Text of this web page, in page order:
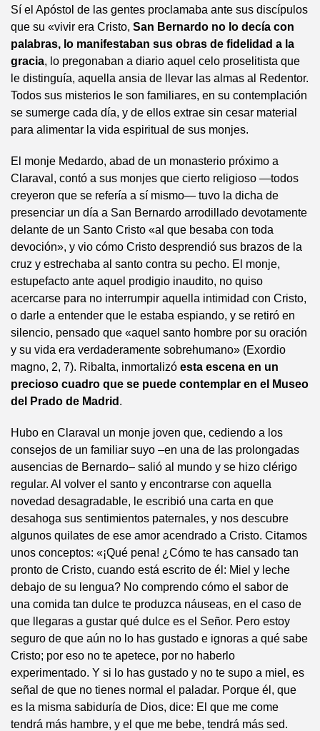
Sí el Apóstol de las gentes proclamaba ante sus discípulos
que su «vivir era Cristo, San Bernardo no lo decía con
palabras, lo manifestaban sus obras de fidelidad a la
gracia, lo pregonaban a diario aquel celo proselitista que
le distinguía, aquella ansia de llevar las almas al Redentor.
Todos sus misterios le son familiares, en su contemplación
se sumerge cada día, y de ellos extrae sin cesar material
para alimentar la vida espiritual de sus monjes.
El monje Medardo, abad de un monasterio próximo a
Claraval, contó a sus monjes que cierto religioso —todos
creyeron que se refería a sí mismo— tuvo la dicha de
presenciar un día a San Bernardo arrodillado devotamente
delante de un Santo Cristo «al que besaba con toda
devoción», y vio cómo Cristo desprendió sus brazos de la
cruz y estrechaba al santo contra su pecho. El monje,
estupefacto ante aquel prodigio inaudito, no quiso
acercarse para no interrumpir aquella intimidad con Cristo,
o darle a entender que le estaba espiando, y se retiró en
silencio, pensado que «aquel santo hombre por su oración
y su vida era verdaderamente sobrehumano» (Exordio
magno, 2, 7). Ribalta, inmortalizó esta escena en un
precioso cuadro que se puede contemplar en el Museo
del Prado de Madrid .
Hubo en Claraval un monje joven que, cediendo a los
consejos de un familiar suyo –en una de las prolongadas
ausencias de Bernardo– salió al mundo y se hizo clérigo
regular. Al volver el santo y encontrarse con aquella
novedad desagradable, le escribió una carta en que
desahoga sus sentimientos paternales, y nos descubre
algunos quilates de ese amor acendrado a Cristo. Citamos
unos conceptos: «¡Qué pena! ¿Cómo te has cansado tan
pronto de Cristo, cuando está escrito de él: Miel y leche
debajo de su lengua? No comprendo cómo el sabor de
una comida tan dulce te produzca náuseas, en el caso de
que llegaras a gustar qué dulce es el Señor. Pero estoy
seguro de que aún no lo has gustado e ignoras a qué sabe
Cristo; por eso no te apetece, por no haberlo
experimentado. Y si lo has gustado y no te supo a miel, es
señal de que no tienes normal el paladar. Porque él, que
es la misma sabiduría de Dios, dice: El que me come
tendrá más hambre, y el que me bebe, tendrá más sed.